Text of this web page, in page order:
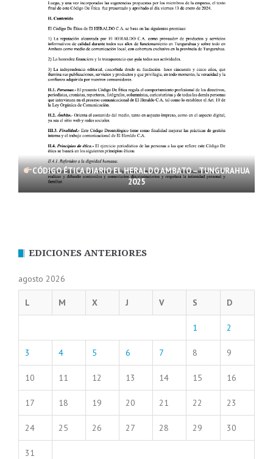
CÓDIGO ÉTICA DIARIO EL HERALDO AMBATO – TUNGURAHUA
2025
EDICIONES ANTERIORES
agosto 2026
L M X J V S D
1 2
3 4 5 6 7 8 9
10 11 12 13 14 15 16
17 18 19 20 21 22 23
24 25 26 27 28 29 30
31